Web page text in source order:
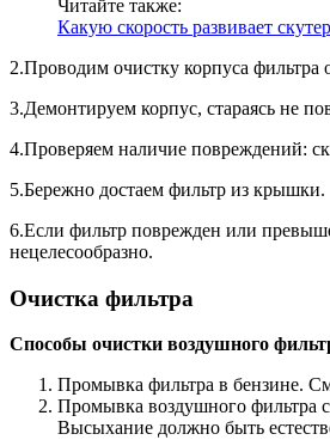
Читайте также:
Какую скорость развивает
2.Проводим очистку корпуса фильтра
3.Демонтируем корпус, стараясь не
4.Проверяем наличие повреждений:
5.Бережно достаем фильтр из крышки.
6.Если фильтр поврежден или
нецелесообразно.
Очистка фильтра
Способы очистки воздушного
Промывка фильтра в бензине.
Промывка воздушного фильтра
Высыхание должно быть